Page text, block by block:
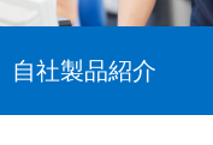
自社製品紹介